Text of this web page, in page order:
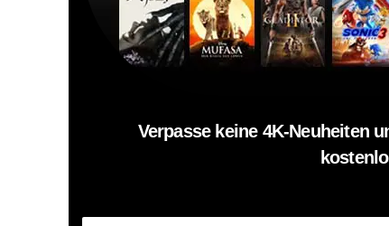
Verpasse keine 4K-Neuheiten